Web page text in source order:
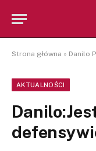
Strona główna » Danilo
AKTUALNOŚCI